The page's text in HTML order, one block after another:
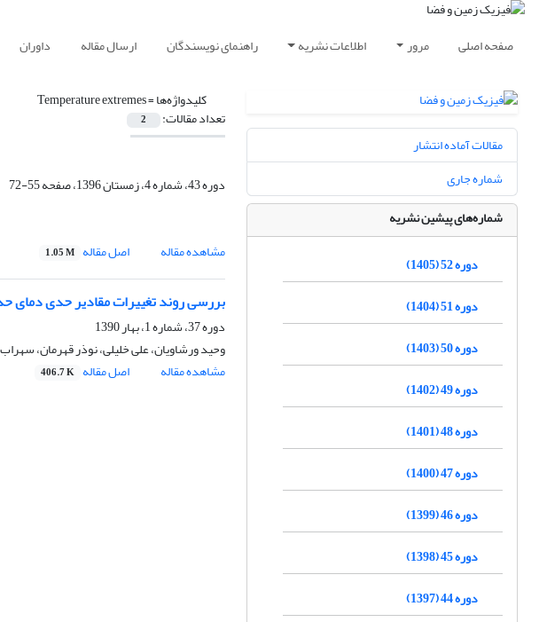
صفحه اصلی مرور اطلاعات نشریه راهنمای نویسندگان ارسال مقاله داوران
کلیدواژه‌ها =Temperature extremes
تعداد مقالات: 2
دوره 43، شماره 4، زمستان 1396، صفحه
55-72
مشاهده مقاله
اصل مقاله 1.05 M
بررسی روند تغییرات مقادیر حدی دمای
دوره 37، شماره 1، بهار 1390
وحید ورشاویان، علی خلیلی، نوذر قهرمان،
مشاهده مقاله
اصل مقاله 406.7 K
مقالات آماده انتشار
شماره جاری
شماره‌های پیشین نشریه
دوره 52 (1405)
دوره 51 (1404)
دوره 50 (1403)
دوره 49 (1402)
دوره 48 (1401)
دوره 47 (1400)
دوره 46 (1399)
دوره 45 (1398)
دوره 44 (1397)